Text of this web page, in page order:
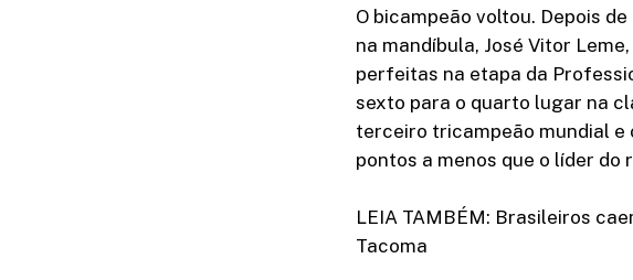
O bicampeão voltou. Depois
na mandíbula, José Vitor
perfeitas na etapa da
sexto para o quarto lugar na
terceiro tricampeão mundial e
pontos a menos que o líder do
LEIA TAMBÉM: Brasileiros
Tacoma